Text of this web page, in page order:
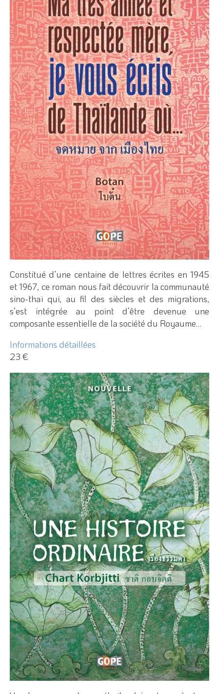
Constitué d’une centaine de lettres écrites en 1945
et 1967, ce roman nous fait découvrir la communauté
sino-thaï qui, au fil des siècles et des migrations,
s’est intégrée au point d’être devenue une
composante essentielle de la société du Royaume…
Informations détaillées
23 €